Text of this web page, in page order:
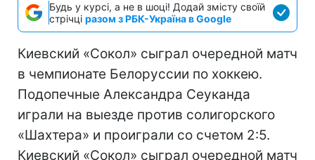
Будь у курсі, а не в шоці! Додай змісту своїй
стрічці разом з РБК-Україна в Google
Киевский «Сокол» сыграл очередной матч
в чемпионате Белоруссии по хоккею.
Подопечные Александра Сеуканда
играли на выезде против солигорского
«Шахтера» и проиграли со счетом 2:5.
Киевский «Сокол» сыграл очередной матч